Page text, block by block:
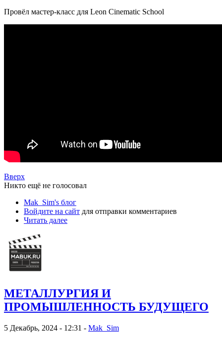
Провёл мастер-класс для Leon Cinematic School
Вверх
Никто ещё не голосовал
Mak_Sim's блог
Войдите на сайт для отправки комментариев
Читать далее
МЕТАЛЛУРГИЯ И
ПРОМЫШЛЕННОСТЬ БУДУЩЕГО
5 Декабрь, 2024 - 12:31 - Mak_Sim